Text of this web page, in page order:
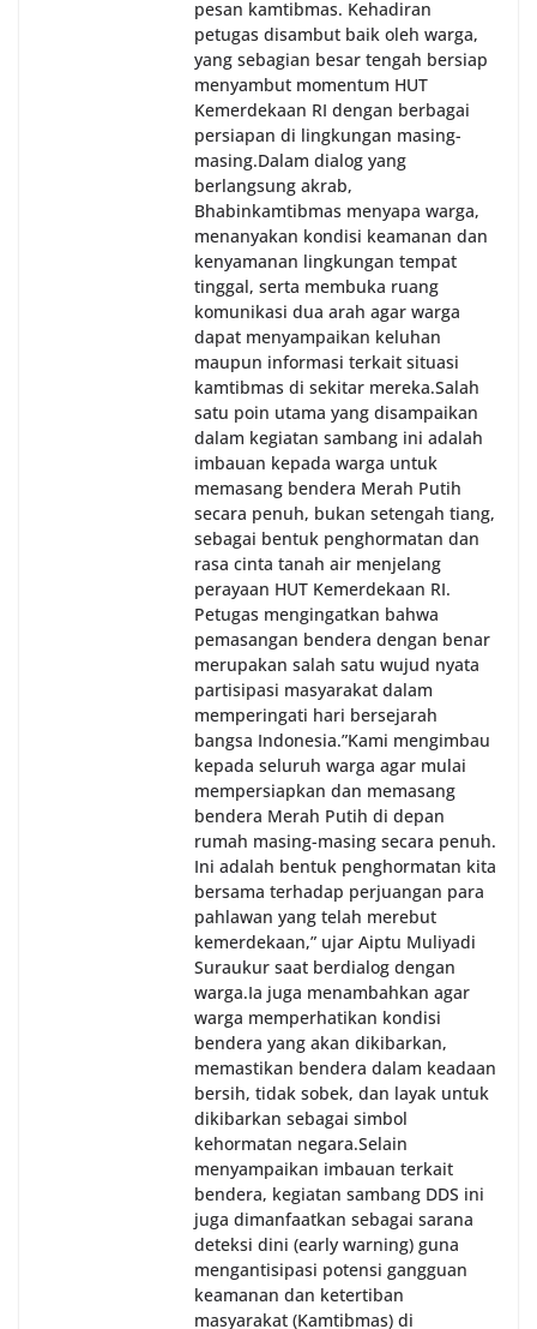
pesan kamtibmas. Kehadiran
petugas disambut baik oleh warga,
yang sebagian besar tengah bersiap
menyambut momentum HUT
Kemerdekaan RI dengan berbagai
persiapan di lingkungan masing-
masing.‎Dalam dialog yang
berlangsung akrab,
Bhabinkamtibmas menyapa warga,
menanyakan kondisi keamanan dan
kenyamanan lingkungan tempat
tinggal, serta membuka ruang
komunikasi dua arah agar warga
dapat menyampaikan keluhan
maupun informasi terkait situasi
kamtibmas di sekitar mereka.‎‎‎Salah
satu poin utama yang disampaikan
dalam kegiatan sambang ini adalah
imbauan kepada warga untuk
memasang bendera Merah Putih
secara penuh, bukan setengah tiang,
sebagai bentuk penghormatan dan
rasa cinta tanah air menjelang
perayaan HUT Kemerdekaan RI.
Petugas mengingatkan bahwa
pemasangan bendera dengan benar
merupakan salah satu wujud nyata
partisipasi masyarakat dalam
memperingati hari bersejarah
bangsa Indonesia.‎‎”Kami mengimbau
kepada seluruh warga agar mulai
mempersiapkan dan memasang
bendera Merah Putih di depan
rumah masing-masing secara penuh.
Ini adalah bentuk penghormatan kita
bersama terhadap perjuangan para
pahlawan yang telah merebut
kemerdekaan,” ujar Aiptu Muliyadi
Suraukur saat berdialog dengan
warga.‎‎Ia juga menambahkan agar
warga memperhatikan kondisi
bendera yang akan dikibarkan,
memastikan bendera dalam keadaan
bersih, tidak sobek, dan layak untuk
dikibarkan sebagai simbol
kehormatan negara.‎‎‎Selain
menyampaikan imbauan terkait
bendera, kegiatan sambang DDS ini
juga dimanfaatkan sebagai sarana
deteksi dini (early warning) guna
mengantisipasi potensi gangguan
keamanan dan ketertiban
masyarakat (Kamtibmas) di